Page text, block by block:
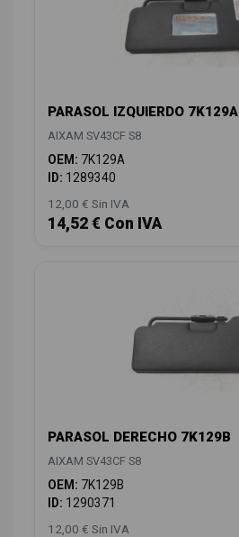
PARASOL IZQUIERDO 7K129A
AIXAM SV43CF S8
OEM: 7K129A
ID: 1289340
12,00 € Sin IVA
14,52 € Con IVA
PARASOL DERECHO 7K129B
AIXAM SV43CF S8
OEM: 7K129B
ID: 1290371
12,00 € Sin IVA